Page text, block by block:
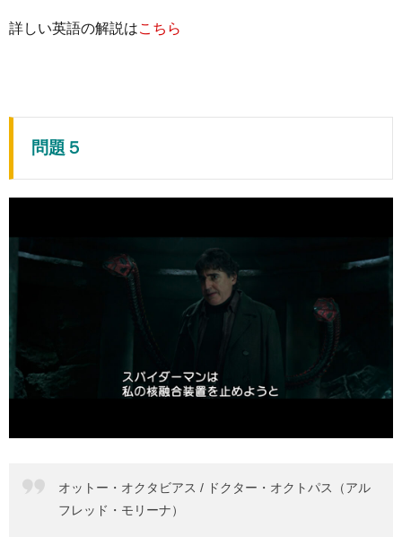
詳しい英語の解説はこちら
問題５
オットー・オクタビアス / ドクター・オクトパス（アル
フレッド・モリーナ）